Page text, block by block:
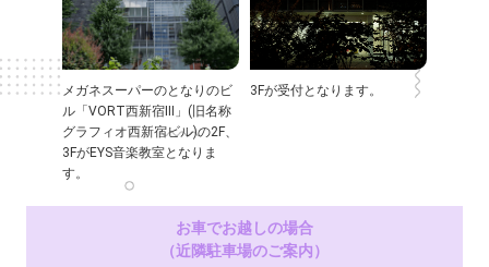
メガネスーパーのとなりのビ
ル「VORT西新宿Ⅲ」(旧名称
グラフィオ西新宿ビル)の2F、
3FがEYS音楽教室となりま
す。
3Fが受付となります。
お車でお越しの場合
（近隣駐車場のご案内）